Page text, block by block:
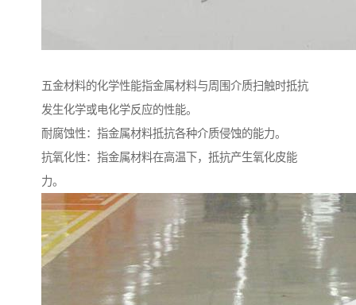
五金材料的化学性能指金属材料与周围介质扫触时抵抗
发生化学或电化学反应的性能。
耐腐蚀性：指金属材料抵抗各种介质侵蚀的能力。
抗氧化性：指金属材料在高温下，抵抗产生氧化皮能
力。